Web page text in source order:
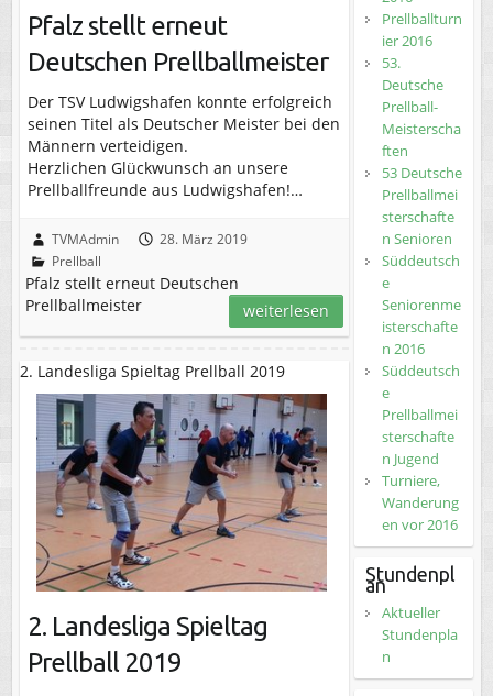
Pfalz stellt erneut
Deutschen Prellballmeister
Der TSV Ludwigshafen konnte erfolgreich
seinen Titel als Deutscher Meister bei den
Männern verteidigen.
Herzlichen Glückwunsch an unsere
Prellballfreunde aus Ludwigshafen!…
TVMAdmin
28. März 2019
Prellball
Pfalz stellt erneut Deutschen
Prellballmeister
weiterlesen
2. Landesliga Spieltag Prellball 2019
2. Landesliga Spieltag
Prellball 2019
Prellballturn
ier 2016
53.
Deutsche
Prellball-
Meisterscha
ften
53 Deutsche
Prellballmei
sterschafte
n Senioren
Süddeutsch
e
Seniorenme
isterschafte
n 2016
Süddeutsch
e
Prellballmei
sterschafte
n Jugend
Turniere,
Wanderung
en vor 2016
Stundenpl
an
Aktueller
Stundenpla
n